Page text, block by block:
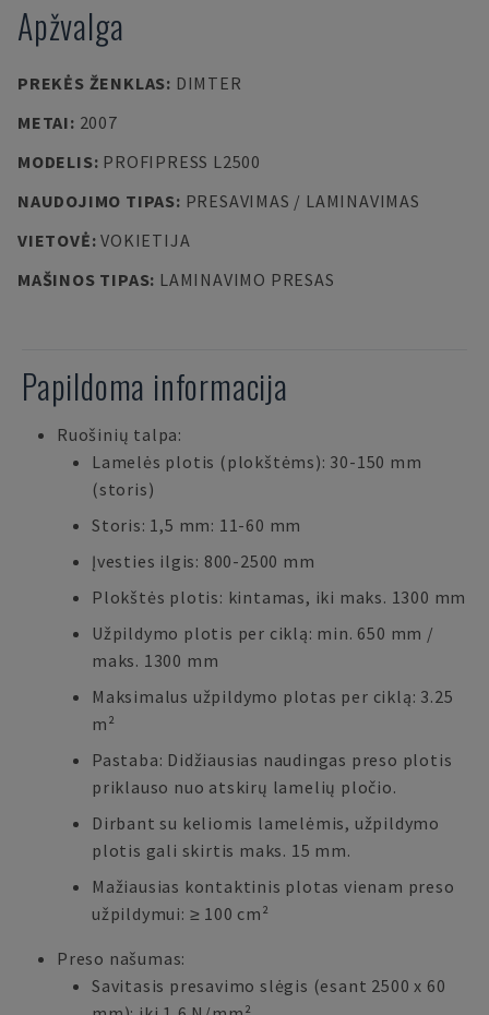
Apžvalga
PREKĖS ŽENKLAS: DIMTER
METAI: 2007
MODELIS: PROFIPRESS L2500
NAUDOJIMO TIPAS: PRESAVIMAS / LAMINAVIMAS
VIETOVĖ:VOKIETIJA
MAŠINOS TIPAS: LAMINAVIMO PRESAS
Papildoma informacija
Ruošinių talpa:
Lamelės plotis (plokštėms): 30-150 mm
(storis)
Storis: 1,5 mm: 11-60 mm
Įvesties ilgis: 800-2500 mm
Plokštės plotis: kintamas, iki maks. 1300 mm
Užpildymo plotis per ciklą: min. 650 mm /
maks. 1300 mm
Maksimalus užpildymo plotas per ciklą: 3.25
m²
Pastaba: Didžiausias naudingas preso plotis
priklauso nuo atskirų lamelių pločio.
Dirbant su keliomis lamelėmis, užpildymo
plotis gali skirtis maks. 15 mm.
Mažiausias kontaktinis plotas vienam preso
užpildymui: ≥ 100 cm²
Preso našumas:
Savitasis presavimo slėgis (esant 2500 x 60